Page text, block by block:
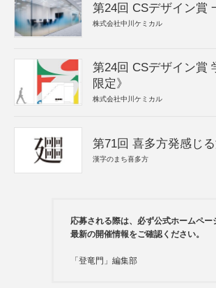
第24回 CSデザイン賞
株式会社中川ケミカル
第24回 CSデザイン賞
限定》
株式会社中川ケミカル
第71回 喜多方発感じ
漢字のまち喜多方
応募される際は、必ず公式ホームペー
最新の開催情報をご確認ください。
「登竜門」編集部